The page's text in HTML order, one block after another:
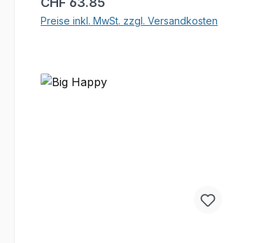
Preise inkl. MwSt. zzgl. Versandkosten